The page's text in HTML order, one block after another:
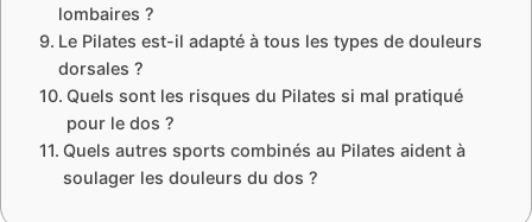
lombaires ?
Le Pilates est-il adapté à tous les types de douleurs
dorsales ?
Quels sont les risques du Pilates si mal pratiqué
pour le dos ?
Quels autres sports combinés au Pilates aident à
soulager les douleurs du dos ?